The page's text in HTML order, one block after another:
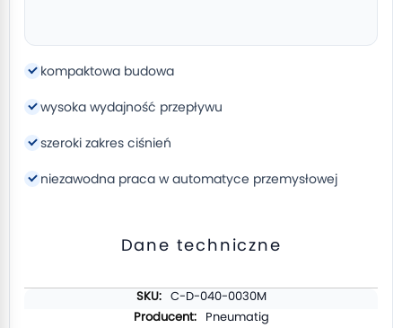
kompaktowa budowa
wysoka wydajność przepływu
szeroki zakres ciśnień
niezawodna praca w automatyce przemysłowej
Dane techniczne
C-D-040-0030M
Pneumatig